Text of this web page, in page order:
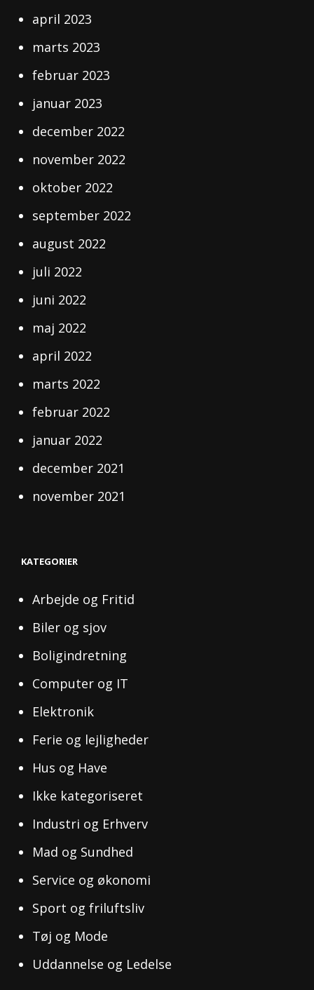
april 2023
marts 2023
februar 2023
januar 2023
december 2022
november 2022
oktober 2022
september 2022
august 2022
juli 2022
juni 2022
maj 2022
april 2022
marts 2022
februar 2022
januar 2022
december 2021
november 2021
KATEGORIER
Arbejde og Fritid
Biler og sjov
Boligindretning
Computer og IT
Elektronik
Ferie og lejligheder
Hus og Have
Ikke kategoriseret
Industri og Erhverv
Mad og Sundhed
Service og økonomi
Sport og friluftsliv
Tøj og Mode
Uddannelse og Ledelse